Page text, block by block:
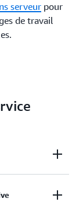
serveur pour
de travail
les coûts